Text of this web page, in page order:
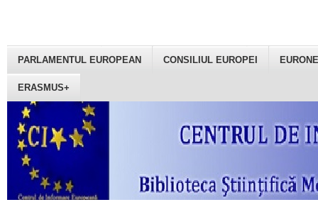
PARLAMENTUL EUROPEAN CONSILIUL EUROPEI
ERASMUS+